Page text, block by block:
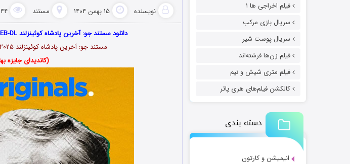
فیلم اخراجی ها ۱
سریال بازی مرکب
سریال پوست شیر
فیلم زن‌ها فرشته‌اند
فیلم متری شیش و نیم
کالکشن فیلم‌های هری پاتر
دسته بندی
انیمیشن و کارتون
نویسنده ۱۵ بهمن ۱۴۰۴ مستند
دانلود مستند جو: آخرین پادشاه کوئینزلند Joh: Last King of Queensland 2025 WEB-DL
مستند جو: آخرین پادشاه کوئینزلند ۲۰۲۵ با کیفیت 1080p & 720p & 480p
(کاندیدای جایزه